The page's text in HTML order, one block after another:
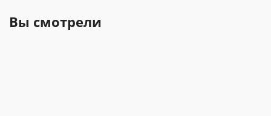
Вы смотрели